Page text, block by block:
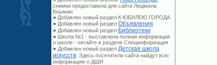
снимки предоставила для сайта Людмила
Кошман
Добавлен новый раздел К ЮБИЛЕЮ ГОРОДА
Добавлен новый раздел Объявления
Добавлен новый раздел Библиотеки
Школа №1 - выставлена полная информация
о школе - читайте в разделе Специнформация
Добавлен новый раздел Детская школа
искусств . Здесь посетители сайта найдут всю
информацию о ДШИ